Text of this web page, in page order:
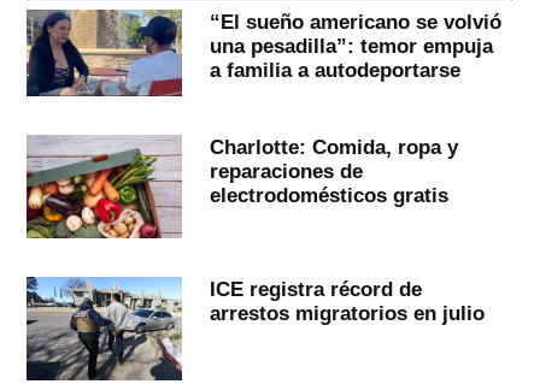
“El sueño americano se volvió
una pesadilla”: temor empuja
a familia a autodeportarse
Charlotte: Comida, ropa y
reparaciones de
electrodomésticos gratis
ICE registra récord de
arrestos migratorios en julio